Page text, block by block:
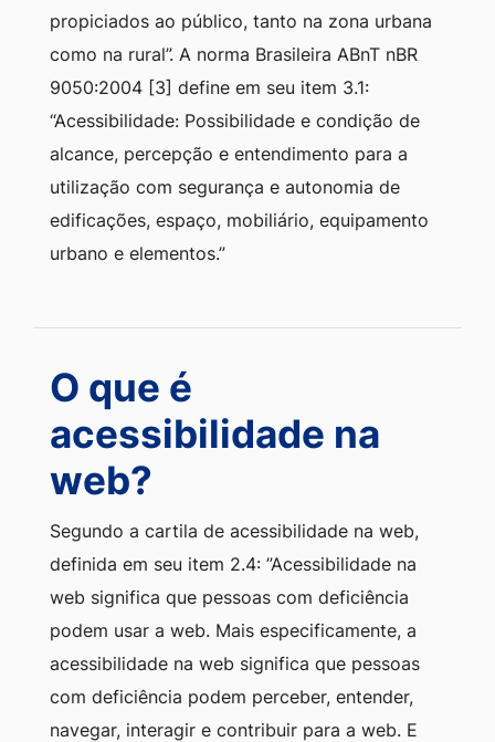
propiciados ao público, tanto na zona urbana
como na rural”. A norma Brasileira ABnT nBR
9050:2004 [3] define em seu item 3.1:
“Acessibilidade: Possibilidade e condição de
alcance, percepção e entendimento para a
utilização com segurança e autonomia de
edificações, espaço, mobiliário, equipamento
urbano e elementos.”
O que é
acessibilidade na
web?
Segundo a cartila de acessibilidade na web,
definida em seu item 2.4: ”Acessibilidade na
web significa que pessoas com deficiência
podem usar a web. Mais especificamente, a
acessibilidade na web significa que pessoas
com deficiência podem perceber, entender,
navegar, interagir e contribuir para a web. E